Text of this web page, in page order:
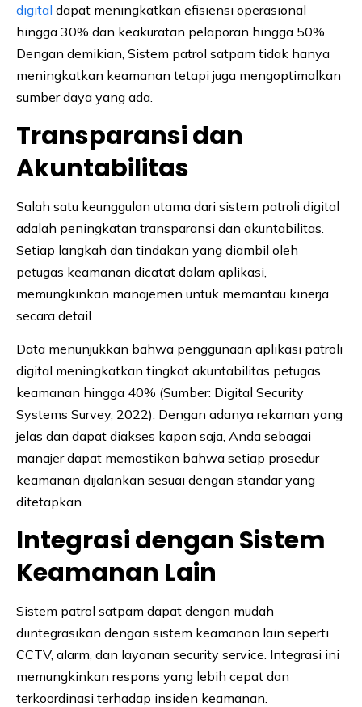
digital dapat meningkatkan efisiensi operasional
hingga 30% dan keakuratan pelaporan hingga 50%.
Dengan demikian, Sistem patrol satpam tidak hanya
meningkatkan keamanan tetapi juga mengoptimalkan
sumber daya yang ada.
Transparansi dan
Akuntabilitas
Salah satu keunggulan utama dari sistem patroli digital
adalah peningkatan transparansi dan akuntabilitas.
Setiap langkah dan tindakan yang diambil oleh
petugas keamanan dicatat dalam aplikasi,
memungkinkan manajemen untuk memantau kinerja
secara detail.
Data menunjukkan bahwa penggunaan aplikasi patroli
digital meningkatkan tingkat akuntabilitas petugas
keamanan hingga 40% (Sumber: Digital Security
Systems Survey, 2022). Dengan adanya rekaman yang
jelas dan dapat diakses kapan saja, Anda sebagai
manajer dapat memastikan bahwa setiap prosedur
keamanan dijalankan sesuai dengan standar yang
ditetapkan.
Integrasi dengan Sistem
Keamanan Lain
Sistem patrol satpam dapat dengan mudah
diintegrasikan dengan sistem keamanan lain seperti
CCTV, alarm, dan layanan security service. Integrasi ini
memungkinkan respons yang lebih cepat dan
terkoordinasi terhadap insiden keamanan.